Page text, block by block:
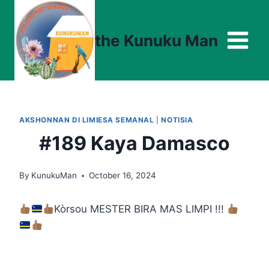
content
the Kunuku Man
AKSHONNAN DI LIMIESA SEMANAL |NOTISIA
#189 Kaya Damasco
By KunukuMan October 16, 2024
Kòrsou MESTER BIRA MAS LIMPI !!!